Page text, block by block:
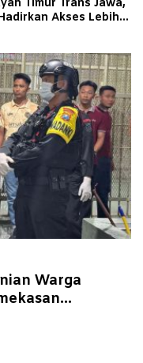
Timur Trans Jawa,
Akses Lebih
Warga